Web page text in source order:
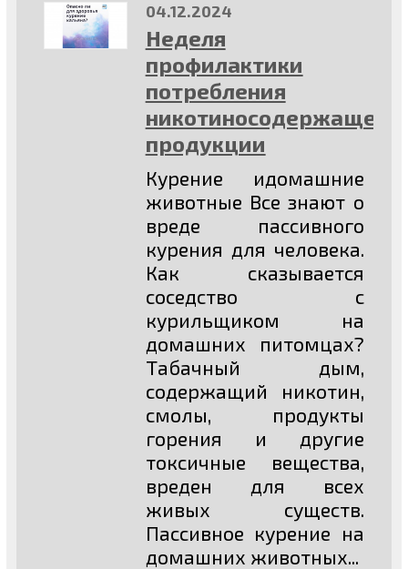
04.12.2024
Неделя
профилактики
потребления
никотиносодержащей
продукции
Курение идомашние
животные Все знают о
вреде пассивного
курения для человека.
Как сказывается
соседство с
курильщиком на
домашних питомцах?
Табачный дым,
содержащий никотин,
смолы, продукты
горения и другие
токсичные вещества,
вреден для всех
живых существ.
Пассивное курение на
домашних животных...